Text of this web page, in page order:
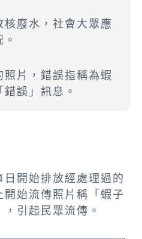
廢水，社會大眾應
片，錯誤指稱為蝦
誤」訊息。
開始排放經處理過的
開始流傳照片稱「蝦子
引起民眾流傳。